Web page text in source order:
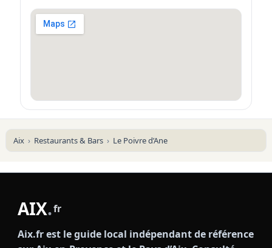
Aix Restaurants & Bars Le Poivre d’Ane
AIX.fr
Aix.fr est le guide local indépendant de référence